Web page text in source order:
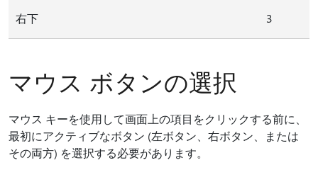
右下 3
マウス ボタンの選択
マウス キーを使用して画面上の項目をクリックする前に、
最初にアクティブなボタン (左ボタン、右ボタン、または
その両方) を選択する必要があります。